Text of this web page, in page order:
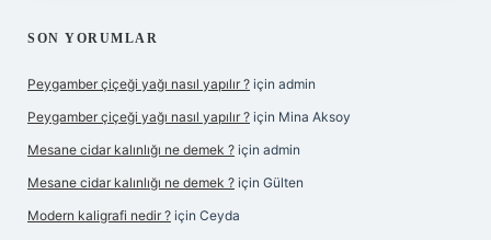
SON YORUMLAR
Peygamber çiçeği yağı nasıl yapılır ? için admin
Peygamber çiçeği yağı nasıl yapılır ? için Mina Aksoy
Mesane cidar kalınlığı ne demek ? için admin
Mesane cidar kalınlığı ne demek ? için Gülten
Modern kaligrafi nedir ? için Ceyda